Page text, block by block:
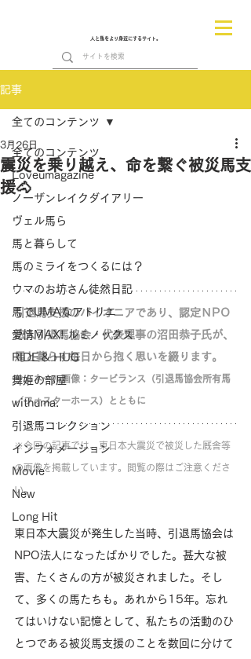
人と馬をより身近にするサイト。
記事
全てのコンテンツ
Loveumagazine
ノーザンレイクダイアリー
ヴェル馬ら
馬と暮らして
馬のミライをつくるには？
ウマのお坊さん徒然日記
馬でUMAなアトリエ
愛情MAX! ルミノックス
RIDE & HUG
舞姫の部屋
withuma.
引退馬コレクション
インフォメーション
Movie
New
Long Hit
全てのコンテンツ
震災を乗り越え、命を繋ぐ被災馬支
援🐴
3月26日
引退馬支援のパイオニアであり、認定ＮPＯ
法人引退馬協会・代表理事の沼田恭子氏が、
馬と暮らす毎日から抱く思いを綴ります。
サムネール画像：タービランス（引退馬協会所有馬
／フォスターホース）とともに
※今回の記事では、東日本大震災で被災した厩舎等
の画像を掲載しています。閲覧の際はご注意くださ
い。
東日本大震災が発生した当時、引退馬協会は
NPO法人になったばかりでした。甚大な被
害、たくさんの方が被災されました。そし
て、多くの馬たちも。あれから15年。忘れ
てはいけない記憶として、私たちの活動のひ
とつである被災馬支援のことを数回に分けて